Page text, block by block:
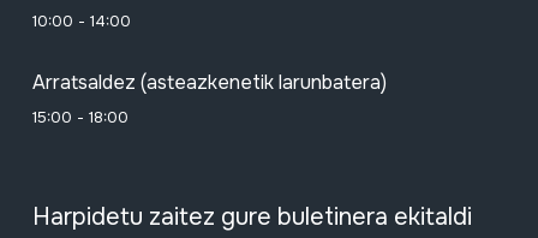
10:00 - 14:00
Arratsaldez (asteazkenetik larunbatera)
15:00 - 18:00
Harpidetu zaitez gure buletinera ekitaldi